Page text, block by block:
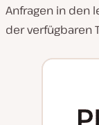
Anfragen in den
der verfügbaren